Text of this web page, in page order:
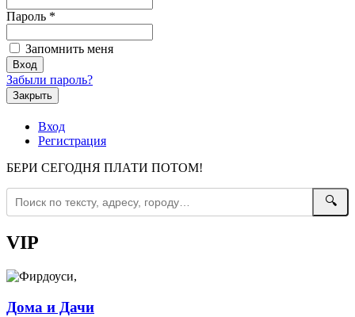
Пароль *
Запомнить меня
Забыли пароль?
Закрыть
Вход
Регистрация
БЕРИ СЕГОДНЯ ПЛАТИ ПОТОМ!
🔍
VIP
Дома и Дачи